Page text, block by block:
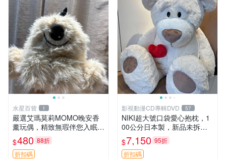
水星百貨 1
嚴選艾瑪莫莉MOMO晚安香
薰玩偶，精致無瑕伴您入眠
晚安精靈 香薰玩具 玩偶收藏
$480 88折
折扣碼
影視動漫CD專輯DVD 57
NIKI超大號口袋愛心抱枕，1
00公分日本製，新品未拆封
胖嘟嘟收藏推薦 愛心抱枕 日
本 抱枕
$7,150 95折
折扣碼